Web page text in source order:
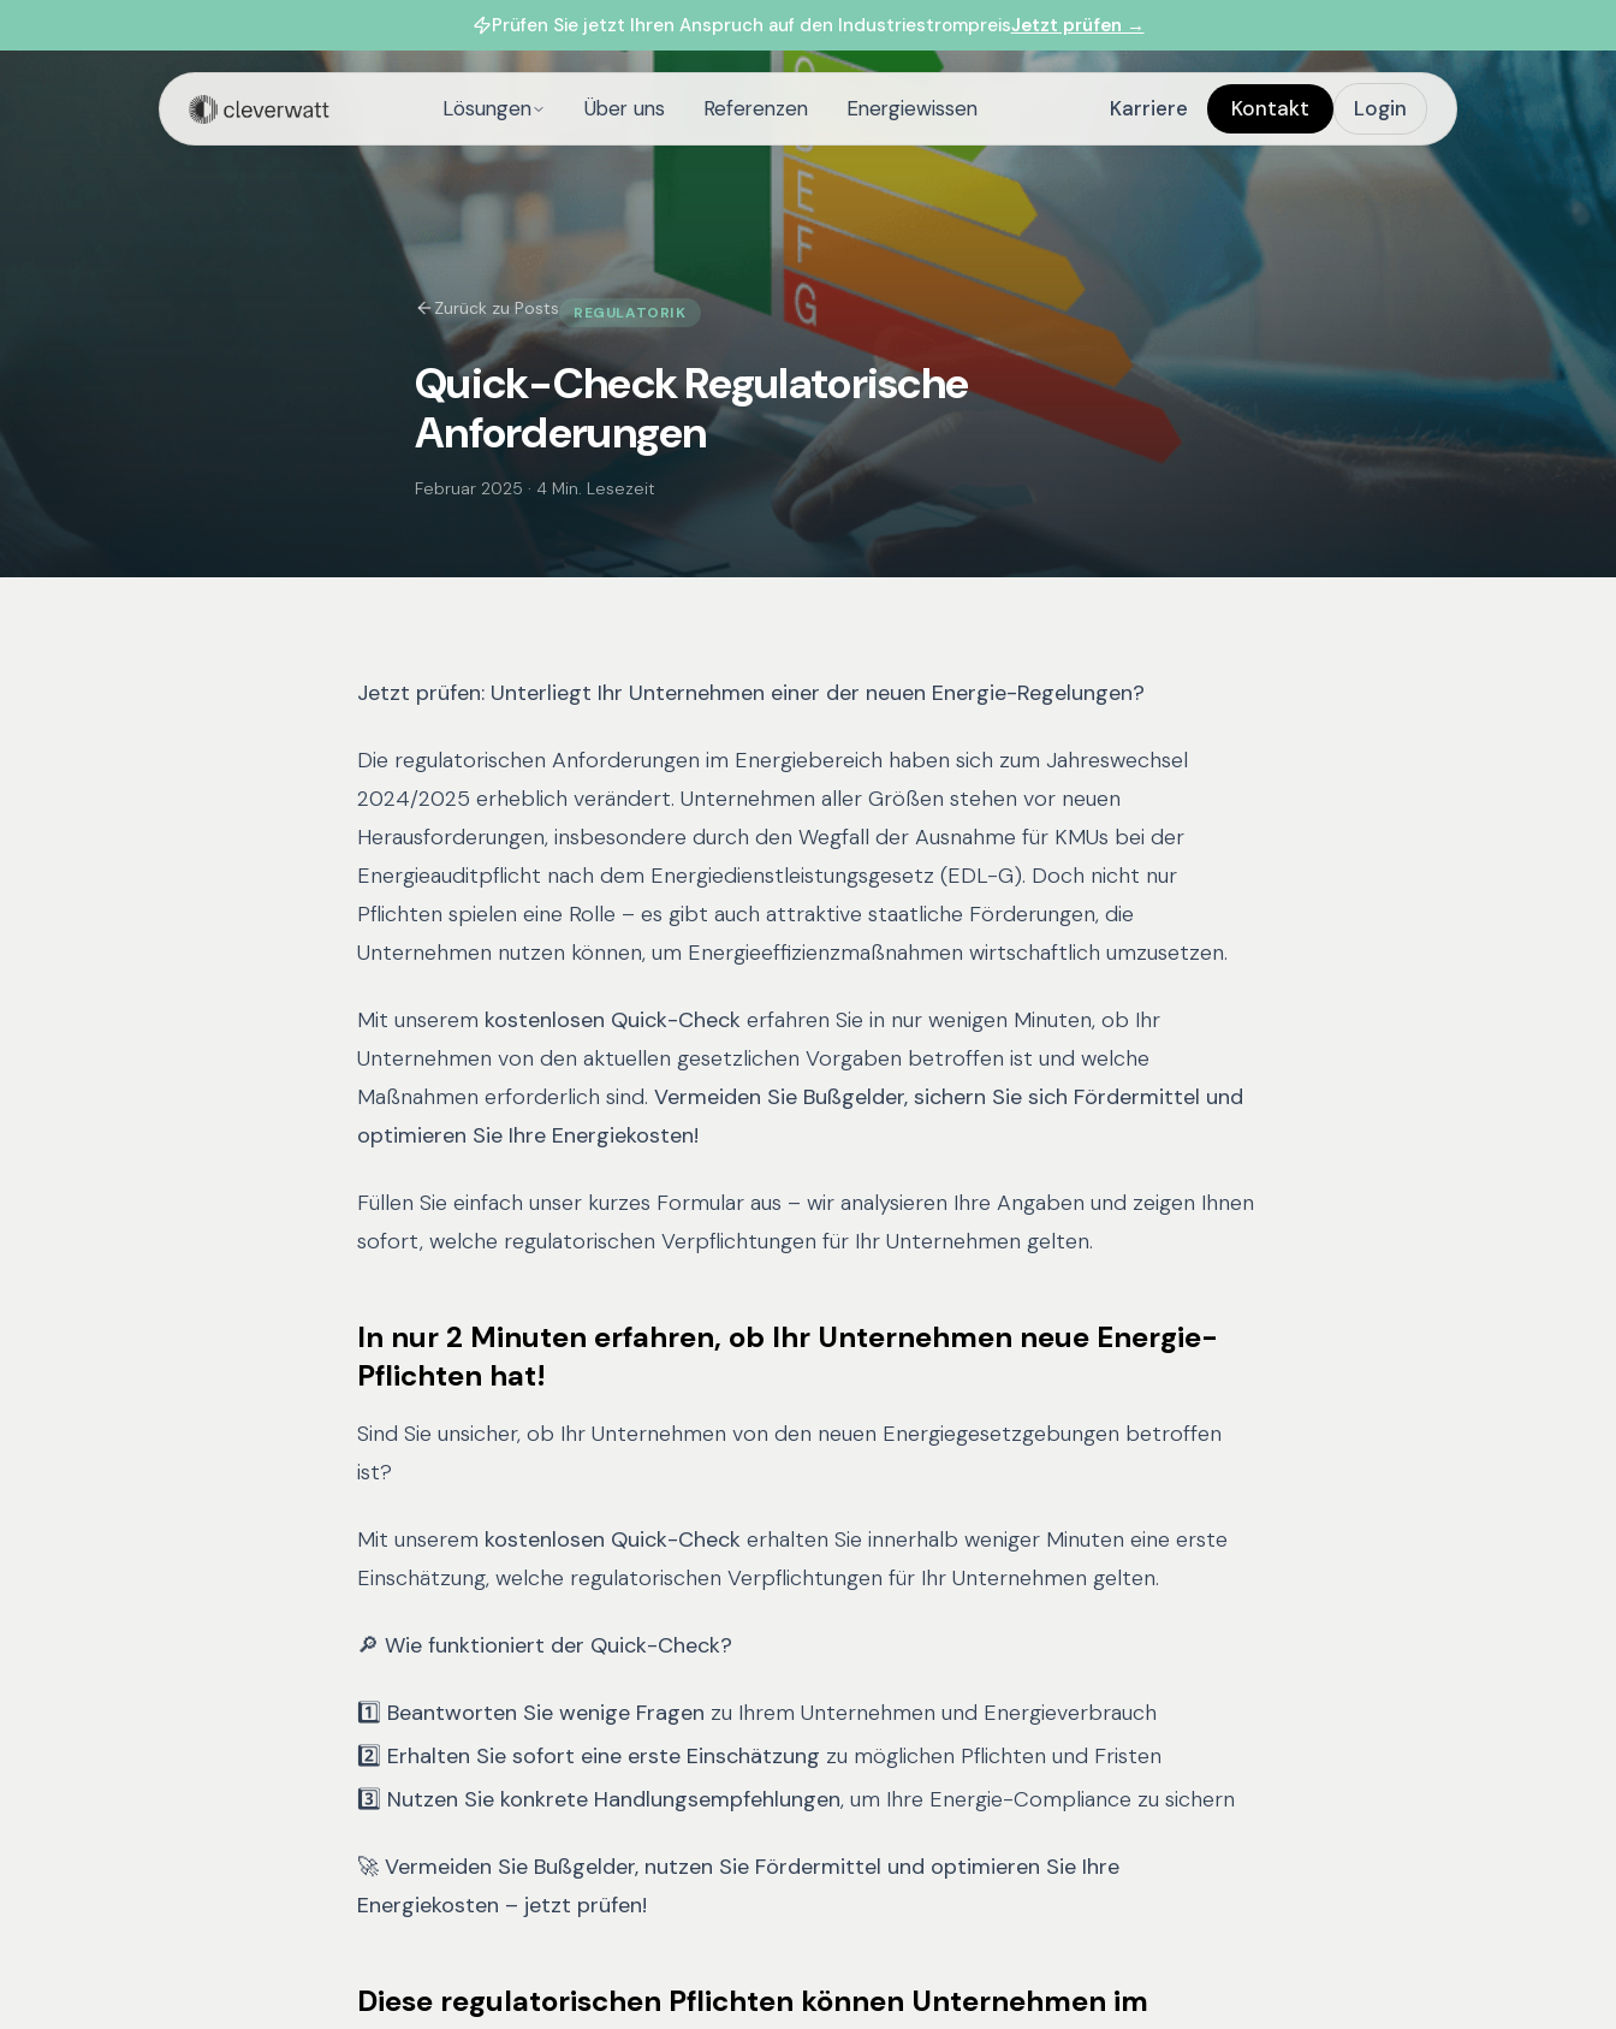
Prüfen Sie jetzt Ihren Anspruch auf den IndustriestrompreisJetzt prüfen →
Lösungen Über uns Referenzen Energiewissen Karriere Kontakt Login
Zurück zu Posts REGULATORIK
Quick-Check Regulatorische
Anforderungen
Februar 2025 · 4 Min. Lesezeit
Jetzt prüfen: Unterliegt Ihr Unternehmen einer der neuen Energie-Regelungen?
Die regulatorischen Anforderungen im Energiebereich haben sich zum Jahreswechsel
2024/2025 erheblich verändert. Unternehmen aller Größen stehen vor neuen
Herausforderungen, insbesondere durch den Wegfall der Ausnahme für KMUs bei der
Energieauditpflicht nach dem Energiedienstleistungsgesetz (EDL-G). Doch nicht nur
Pflichten spielen eine Rolle – es gibt auch attraktive staatliche Förderungen, die
Unternehmen nutzen können, um Energieeffizienzmaßnahmen wirtschaftlich umzusetzen.
Mit unserem kostenlosen Quick-Check erfahren Sie in nur wenigen Minuten, ob Ihr
Unternehmen von den aktuellen gesetzlichen Vorgaben betroffen ist und welche
Maßnahmen erforderlich sind. Vermeiden Sie Bußgelder, sichern Sie sich Fördermittel und
optimieren Sie Ihre Energiekosten!
Füllen Sie einfach unser kurzes Formular aus – wir analysieren Ihre Angaben und zeigen Ihnen
sofort, welche regulatorischen Verpflichtungen für Ihr Unternehmen gelten.
In nur 2 Minuten erfahren, ob Ihr Unternehmen neue Energie-
Pflichten hat!
Sind Sie unsicher, ob Ihr Unternehmen von den neuen Energiegesetzgebungen betroffen
ist?
Mit unserem kostenlosen Quick-Check erhalten Sie innerhalb weniger Minuten eine erste
Einschätzung, welche regulatorischen Verpflichtungen für Ihr Unternehmen gelten.
🔎 Wie funktioniert der Quick-Check?
1️⃣ Beantworten Sie wenige Fragen zu Ihrem Unternehmen und Energieverbrauch
2️⃣ Erhalten Sie sofort eine erste Einschätzung zu möglichen Pflichten und Fristen
3️⃣ Nutzen Sie konkrete Handlungsempfehlungen, um Ihre Energie-Compliance zu sichern
🚀 Vermeiden Sie Bußgelder, nutzen Sie Fördermittel und optimieren Sie Ihre
Energiekosten – jetzt prüfen!
Diese regulatorischen Pflichten können Unternehmen im